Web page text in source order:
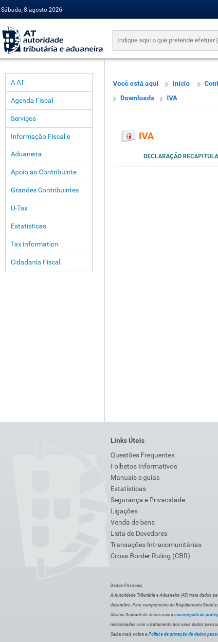
Sábado, 8 agosto 2026
A AT
Agenda Fiscal
Serviços
Informação Fiscal e
Aduaneira
Apoio ao Contribuinte
Grandes Contribuintes
U-Tax
Estatísticas
Tax information
Cidadania Fiscal
Você está aqui Início
Downloads
IVA
IVA
DECLARAÇÃO
Links Úteis
Questões Frequentes
Folhetos Informativos
Manuais e guias
Estatísticas
Segurança e Privacidade
Ligações
Venda de bens
Lista de Devedores
Transações Intracomunitárias
Cross-Border Ruling (CBR)
Dados Pessoais
A Autoridade Tributária e Aduaneira (AT) trata dados
dezembro. Para cumprimento do Regulamento Geral
Oliveira Andrade de Jesus como encarregada da
relacionadas com o tratamento dos seus dados
Saiba mais sobre a Política de proteção de dados